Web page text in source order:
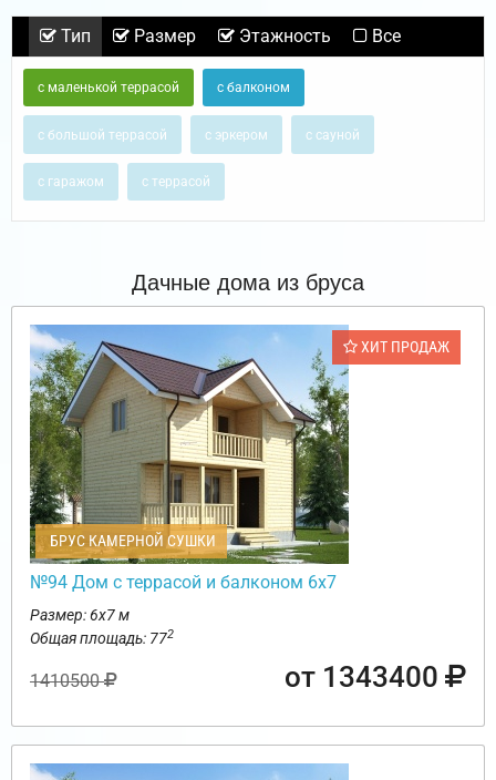
Тип Размер Этажность Все
с маленькой террасой с балконом
с большой террасой с эркером с сауной
с гаражом с террасой
Дачные дома из бруса
ХИТ ПРОДАЖ
БРУС КАМЕРНОЙ СУШКИ
№94 Дом с террасой и балконом 6х7
Размер: 6х7 м
Общая площадь: 772
1410500 от 1343400